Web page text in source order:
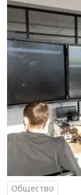
Общество